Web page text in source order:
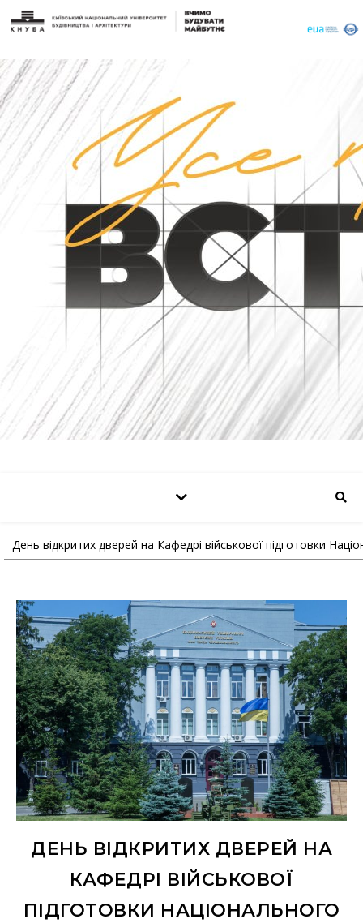
День відкритих дверей на Кафедрі військової підготовки
ДЕНЬ ВІДКРИТИХ ДВЕРЕЙ НА
КАФЕДРІ ВІЙСЬКОВОЇ
ПІДГОТОВКИ НАЦІОНАЛЬНОГО